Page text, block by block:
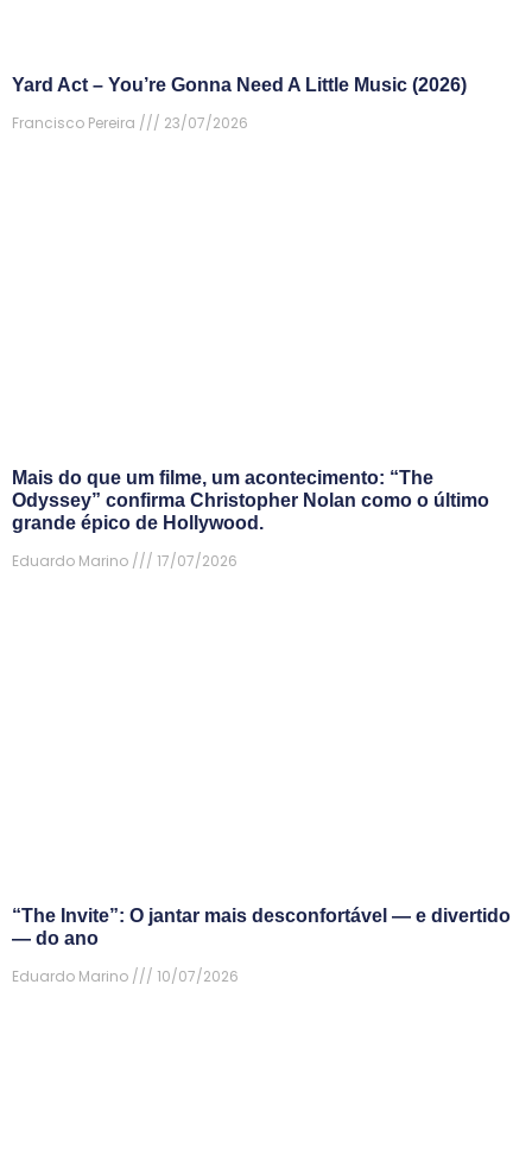
Yard Act – You’re Gonna Need A Little Music (2026)
Francisco Pereira
23/07/2026
Mais do que um filme, um acontecimento: “The
Odyssey” confirma Christopher Nolan como o último
grande épico de Hollywood.
Eduardo Marino
17/07/2026
“The Invite”: O jantar mais desconfortável — e divertido
— do ano
Eduardo Marino
10/07/2026